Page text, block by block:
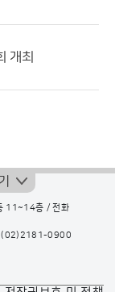
개최
11~14층 / 전화
(02)2181-0900